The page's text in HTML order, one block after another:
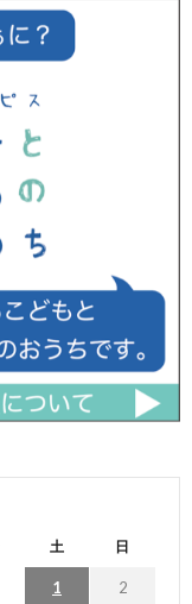
土 日
1 2